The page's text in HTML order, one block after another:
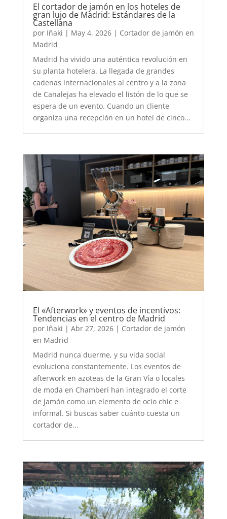
El cortador de jamón en los hoteles de
gran lujo de Madrid: Estándares de la
Castellana
por Iñaki | May 4, 2026| Cortador de jamón en
Madrid
Madrid ha vivido una auténtica revolución en
su planta hotelera. La llegada de grandes
cadenas internacionales al centro y a la zona
de Canalejas ha elevado el listón de lo que se
espera de un evento. Cuando un cliente
organiza una recepción en un hotel de cinco...
El «Afterwork» y eventos de incentivos:
Tendencias en el centro de Madrid
por Iñaki | Abr 27, 2026| Cortador de jamón
en Madrid
Madrid nunca duerme, y su vida social
evoluciona constantemente. Los eventos de
afterwork en azoteas de la Gran Vía o locales
de moda en Chamberí han integrado el corte
de jamón como un elemento de ocio chic e
informal. Si buscas saber cuánto cuesta un
cortador de...